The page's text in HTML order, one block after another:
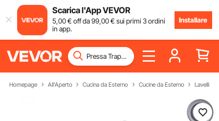
Scarica l'App VEVOR
5,00€ off da99,00€ sui primi 3 ordini
in app.
Installare
Homepage All'Aperto Cucina da Esterno Cucine da Esterno Lavelli